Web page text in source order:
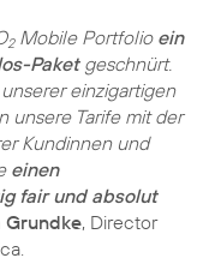
2Mobile Portfolio ein
Paketgeschnürt.
einzigartigen
unsere Tarife mit der
Kundinnen und
einen
fair und absolut
Grundke, Director